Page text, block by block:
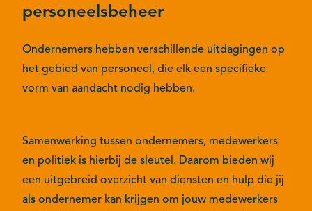
personeelsbeheer
Ondernemers hebben verschillende uitdagingen op
het gebied van personeel, die elk een specifieke
vorm van aandacht nodig hebben.
Samenwerking tussen ondernemers, medewerkers
en politiek is hierbij de sleutel. Daarom bieden wij
een uitgebreid overzicht van diensten en hulp die jij
als ondernemer kan krijgen om jouw medewerkers